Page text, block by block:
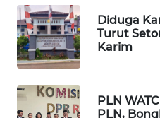
Diduga
Turut
Karim
PLN
PLN,
TAPANULI
UTARA
WN
SAMOSIR